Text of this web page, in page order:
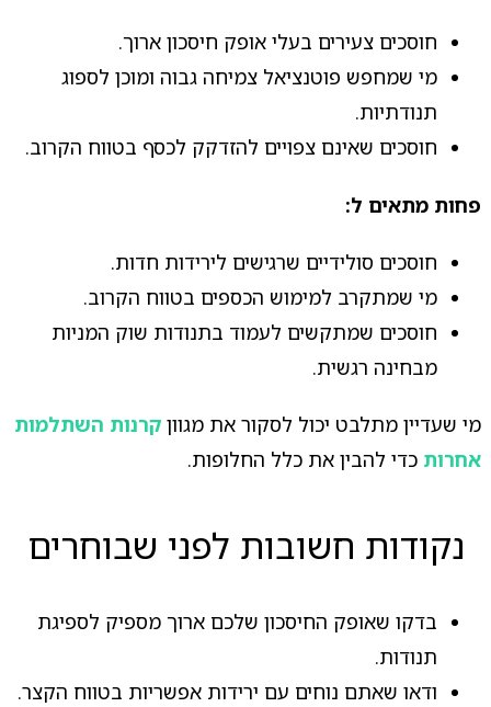
חוסכים צעירים בעלי אופק חיסכון ארוך.
מי שמחפש פוטנציאל צמיחה גבוה ומוכן לספוג
תנודתיות.
חוסכים שאינם צפויים להזדקק לכסף בטווח הקרוב.
פחות מתאים ל:
חוסכים סולידיים שרגישים לירידות חדות.
מי שמתקרב למימוש הכספים בטווח הקרוב.
חוסכים שמתקשים לעמוד בתנודות שוק המניות
מבחינה רגשית.
מי שעדיין מתלבט יכול לסקור את מגוון קרנות השתלמות
אחרות כדי להבין את כלל החלופות.
נקודות חשובות לפני שבוחרים
בדקו שאופק החיסכון שלכם ארוך מספיק לספיגת
תנודות.
ודאו שאתם נוחים עם ירידות אפשריות בטווח הקצר.